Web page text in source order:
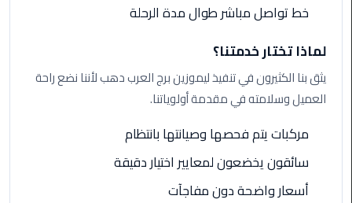
السويس
تاكسي
المطار
الاسكندريه
الشيخ
خط تواصل مباشر طوال مدة الرحلة
لماذا تختار خدمتنا؟
يثق بنا الكثيرون في تنفيذ ليموزين برج العرب دهب لأننا نضع راحة
العميل وسلامته في مقدمة أولوياتنا.
مركبات يتم فحصها وصيانتها بانتظام
سائقون يخضعون لمعايير اختيار دقيقة
أسعار واضحة دون مفاجآت